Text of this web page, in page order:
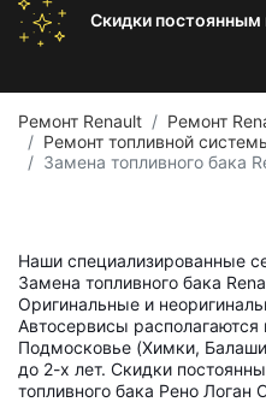
Скидки постоянным
Ремонт Renault
Ремонт
Ремонт топливной
Замена топливного бака
Наши специализированные
Замена топливного бака
Оригинальные и
Автосервисы
Подмосковье (Химки,
до 2-х лет. Скидки
топливного бака Рено Логан